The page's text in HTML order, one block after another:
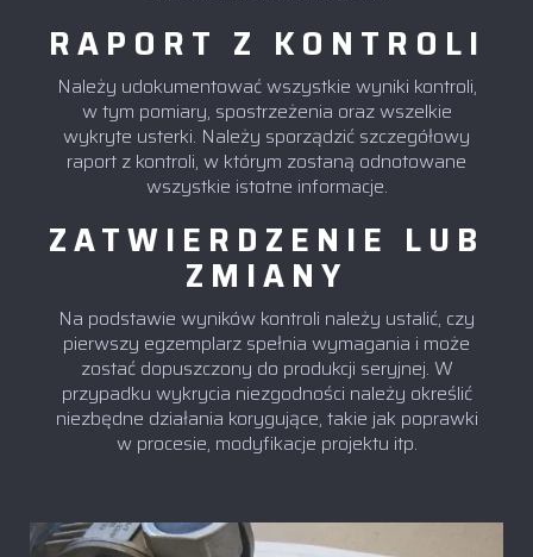
RAPORT Z KONTROLI
Należy udokumentować wszystkie wyniki kontroli,
w tym pomiary, spostrzeżenia oraz wszelkie
wykryte usterki. Należy sporządzić szczegółowy
raport z kontroli, w którym zostaną odnotowane
wszystkie istotne informacje.
ZATWIERDZENIE LUB
ZMIANY
Na podstawie wyników kontroli należy ustalić, czy
pierwszy egzemplarz spełnia wymagania i może
zostać dopuszczony do produkcji seryjnej. W
przypadku wykrycia niezgodności należy określić
niezbędne działania korygujące, takie jak poprawki
w procesie, modyfikacje projektu itp.